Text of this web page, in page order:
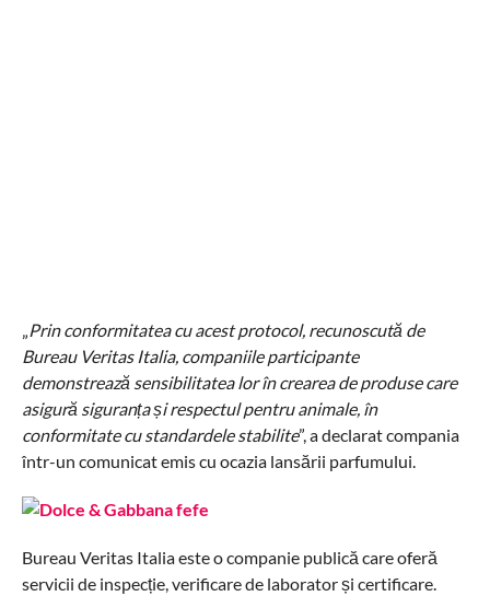
„Prin conformitatea cu acest protocol, recunoscută de
Bureau Veritas Italia, companiile participante
demonstrează sensibilitatea lor în crearea de produse care
asigură siguranța și respectul pentru animale, în
conformitate cu standardele stabilite”, a declarat compania
într-un comunicat emis cu ocazia lansării parfumului.
Bureau Veritas Italia este o companie publică care oferă
servicii de inspecție, verificare de laborator și certificare.